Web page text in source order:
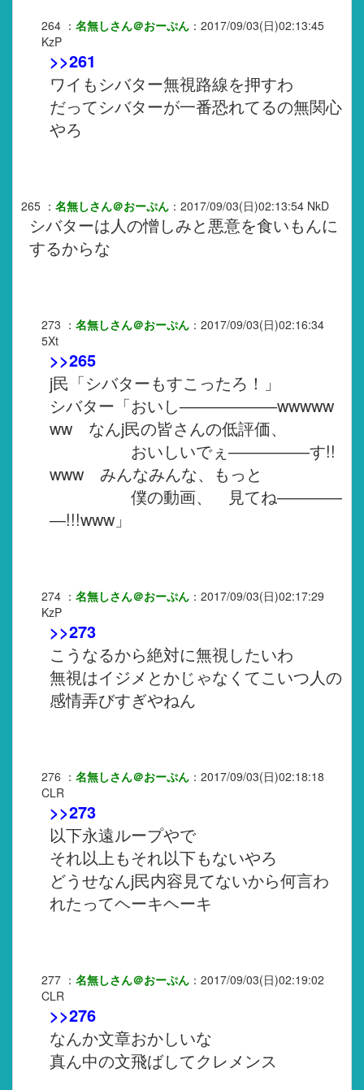
264 ： 名無しさん＠おーぷん ： 2017/09/03(日)02:13:45
KzP
>>261
ワイもシバター無視路線を押すわ
だってシバターが一番恐れてるの無関心
やろ
265 ： 名無しさん＠おーぷん ： 2017/09/03(日)02:13:54 NkD
シバターは人の憎しみと悪意を食いもんに
するからな
273 ： 名無しさん＠おーぷん ： 2017/09/03(日)02:16:34
5Xt
>>265
j民「シバターもすこったろ！」
シバター「おいし――――――wwwww
ww なんj民の皆さんの低評価、
おいしいでぇ―――――す!!
www みんなみんな、もっと
僕の動画、 見てね――――
―!!!www」
274 ： 名無しさん＠おーぷん ： 2017/09/03(日)02:17:29
KzP
>>273
こうなるから絶対に無視したいわ
無視はイジメとかじゃなくてこいつ人の
感情弄びすぎやねん
276 ： 名無しさん＠おーぷん ： 2017/09/03(日)02:18:18
CLR
>>273
以下永遠ループやで
それ以上もそれ以下もないやろ
どうせなんj民内容見てないから何言わ
れたってヘーキヘーキ
277 ： 名無しさん＠おーぷん ： 2017/09/03(日)02:19:02
CLR
>>276
なんか文章おかしいな
真ん中の文飛ばしてクレメンス